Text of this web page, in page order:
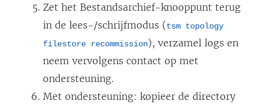
Zet het Bestandsarchief-knooppunt terug
in de lees-/schrijfmodus (tsm topology
filestore recommission), verzamel logs en
neem vervolgens contact op met
ondersteuning.
Met ondersteuning: kopieer de directory